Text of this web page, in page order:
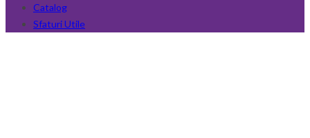
Catalog
Sfaturi Utile